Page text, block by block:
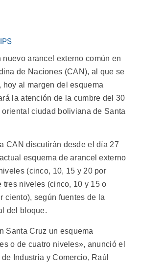
nuevo arancel externo común en
de Naciones (CAN), al que se
hoy al margen del esquema
la atención de la cumbre del 30
ciudad boliviana de Santa
CAN discutirán desde el día 27
esquema de arancel externo
(cinco, 10, 15 y 20 por
tres niveles (cinco, 10 y 15 o
ciento), según fuentes de la
del bloque.
Santa Cruz un esquema
o de cuatro niveles», anunció el
Industria y Comercio, Raúl